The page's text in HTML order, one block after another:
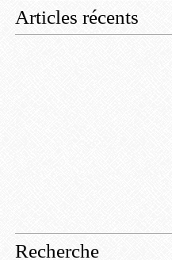
Articles récents
Recherche